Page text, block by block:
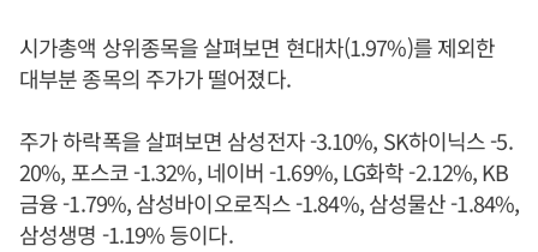
시가총액 상위종목을 살펴보면 현대차(1.97%)를 제외한
대부분 종목의 주가가 떨어졌다.
주가 하락폭을 살펴보면 삼성전자 -3.10%, SK하이닉스 -5.
20%, 포스코 -1.32%, 네이버 -1.69%, LG화학 -2.12%, KB
금융 -1.79%, 삼성바이오로직스 -1.84%, 삼성물산 -1.84%,
삼성생명 -1.19% 등이다.